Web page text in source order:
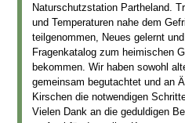
Naturschutzstation Partheland.
und Temperaturen nahe dem
teilgenommen, Neues gelernt
Fragenkatalog zum heimischen
bekommen. Wir haben sowohl
gemeinsam begutachtet und an
Kirschen die notwendigen
Vielen Dank an die geduldigen